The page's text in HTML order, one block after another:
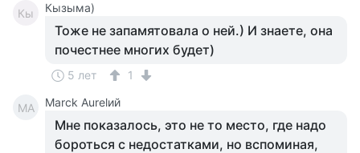
Кы Кызыма)
Тоже не запамятовала о ней.) И знаете, она
почестнее многих будет)
5 лет 1
MA Marck Aurelий
Мне показалось, это не то место, где надо
бороться с недостатками, но вспоминая,